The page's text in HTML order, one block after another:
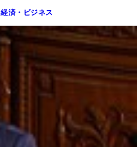
経済・ビジネス